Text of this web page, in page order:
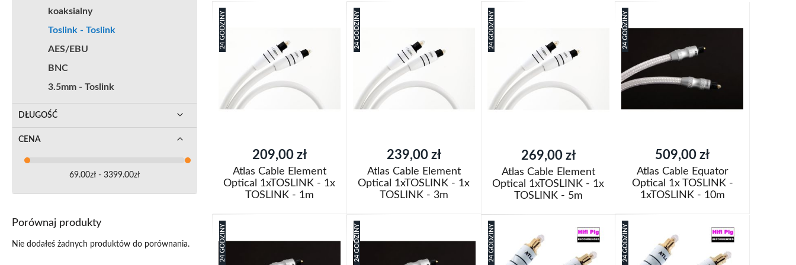
24 GODZINY
209,00 zł
Atlas Cable Element
Optical 1xTOSLINK - 1x
TOSLINK - 1m
24 GODZINY
239,00 zł
Atlas Cable Element
Optical 1xTOSLINK - 1x
TOSLINK - 3m
24 GODZINY
269,00 zł
Atlas Cable Element
Optical 1xTOSLINK - 1x
TOSLINK - 5m
Dodaj do koszyka
Porównaj
24 GODZINY
509,00 zł
Atlas Cable Equator
Optical 1x TOSLINK -
1xTOSLINK - 10m
Porównaj
24 GODZINY 24 GODZINY 24 GODZINY 24 GODZINY
koaksialny
Toslink - Toslink
AES/EBU
BNC
3.5mm - Toslink
DŁUGOŚĆ
CENA
69.00zł - 3399.00zł
Porównaj produkty
Nie dodałeś żadnych produktów do porównania.